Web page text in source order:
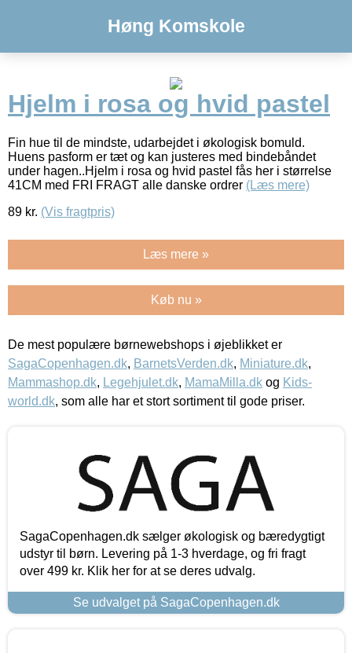
Høng Komskole
Hjelm i rosa og hvid pastel
Fin hue til de mindste, udarbejdet i økologisk bomuld.
Huens pasform er tæt og kan justeres med bindebåndet
under hagen..Hjelm i rosa og hvid pastel fås her i størrelse
41CM med FRI FRAGT alle danske ordrer (Læs mere)
89 kr. (Vis fragtpris)
Læs mere »
Køb nu »
De mest populære børnewebshops i øjeblikket er
SagaCopenhagen.dk, BarnetsVerden.dk, Miniature.dk,
Mammashop.dk, Legehjulet.dk, MamaMilla.dk og Kids-
world.dk, som alle har et stort sortiment til gode priser.
SagaCopenhagen.dk sælger økologisk og bæredygtigt
udstyr til børn. Levering på 1-3 hverdage, og fri fragt
over 499 kr. Klik her for at se deres udvalg.
Se udvalget på SagaCopenhagen.dk